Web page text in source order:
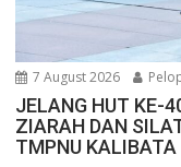
7 August 2026
JELANG HUT KE-
ZIARAH DAN
TMPNU KALIBATA